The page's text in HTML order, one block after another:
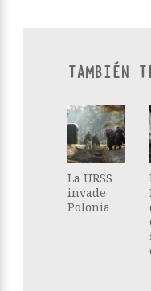
TAMBIÉN
La URSS
invade
Polonia